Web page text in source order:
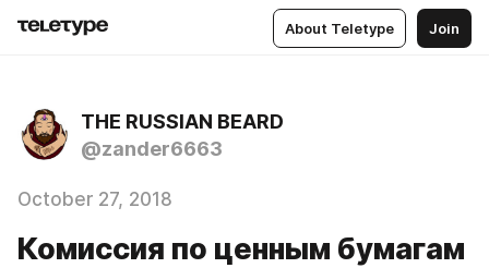
About Teletype Join
THE RUSSIAN BEARD
@zander6663
October 27, 2018
Комиссия по ценным бумагам